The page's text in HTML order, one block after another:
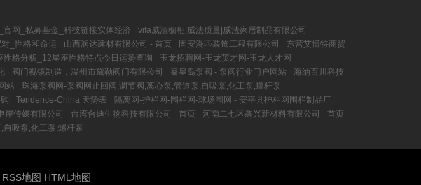
官网_私募基金_科技链接实体经济
vifa威法橱柜|威法质量|威法家居制品有限公司
_性格和命运 山西润达建材有限公司 - 首页 固安漫匹装饰工程有限公司
东营艾博特商贸
性格分析_12星座性格特点今日运势查询
玉龙招聘网-玉龙英才网-玉龙人才网
阀门视镜制造，温州市黛勒阀门有限公司 秦皇岛泵阀 - 泵阀行业门户网站
海纳百川科技
站
珠海泵阀网-泵阀网止回阀,调节阀,离心泵,管道泵,自吸泵,化工泵,螺杆泵
Tendence-China 天势表
隔离网-护栏网-围栏网-球场围网 - 安平县护栏网围栏制品厂
岸传媒有限公司 台湾合迪生物科技有限公司 - 首页
河南二七区鑫兴新材料有限公司 - 首页
吸泵,化工泵,螺杆泵
RSS地图 HTML地图